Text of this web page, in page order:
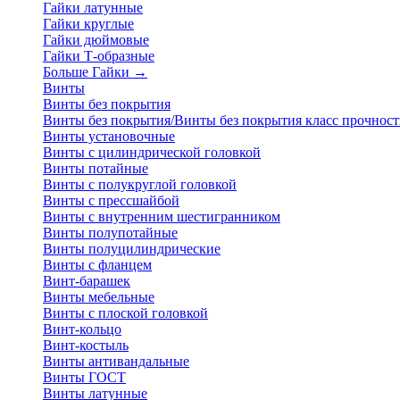
Гайки латунные
Гайки круглые
Гайки дюймовые
Гайки Т-образные
Больше Гайки →
Винты
Винты без покрытия
Винты без покрытия/Винты без покрытия класс
Винты установочные
Винты с цилиндрической головкой
Винты потайные
Винты с полукруглой головкой
Винты с прессшайбой
Винты с внутренним шестигранником
Винты полупотайные
Винты полуцилиндрические
Винты с фланцем
Винт-барашек
Винты мебельные
Винты с плоской головкой
Винт-кольцо
Винт-костыль
Винты антивандальные
Винты ГОСТ
Винты латунные